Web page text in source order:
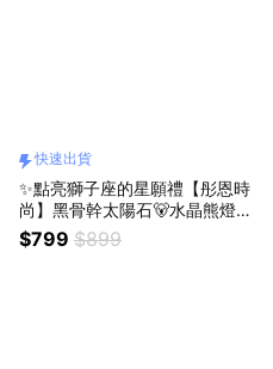
快速出貨
✨點亮獅子座的星願禮【彤恩時
尚】黑骨幹太陽石🐻水晶熊燈座
組▸處女座 極光超七🎁生日禮物
情人節禮物『LINE禮物獨家 / 快
$799 $899